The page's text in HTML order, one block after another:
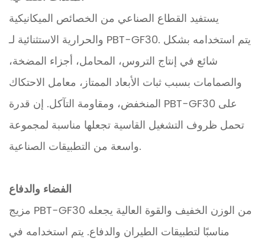
يستفيد القطاع الصناعي من الخصائص الميكانيكية
والحرارية الاستثنائية لـ PBT-GF30. يتم استخدامه بشكل
شائع في إنتاج التروس، المحامل، أجزاء المضخة،
والصمامات بسبب ثبات الأبعاد الممتاز، معامل الاحتكاك
المنخفض، ومقاومة التآكل. إن قدرة PBT-GF30 على
تحمل ظروف التشغيل القاسية تجعلها مناسبة لمجموعة
واسعة من التطبيقات الصناعية.
الفضاء والدفاع
مزيج PBT-GF30 من الوزن الخفيف والقوة العالية يجعله
مناسبًا لتطبيقات الطيران والدفاع. يتم استخدامه في